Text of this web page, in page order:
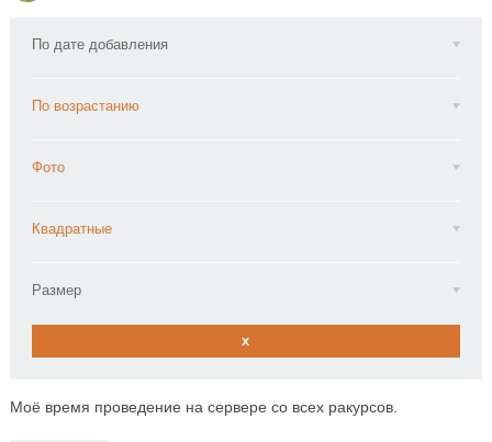
По дате добавления
По возрастанию
Фото
Квадратные
Размер
x
Моё время проведение на сервере со всех ракурсов.